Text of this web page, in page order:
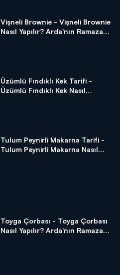
Vişneli Brownie - Vişneli Brownie
Nasıl Yapılır? Arda'nın Ramazan
Üzümlü Fındıklı Kek Tarifi -
Üzümlü Fındıklı Kek Nasıl
Tulum Peynirli Makarna Tarifi -
Tulum Peynirli Makarna Nasıl
Toyga Çorbası - Toyga Çorbası
Nasıl Yapılır? Arda'nın Ramazan